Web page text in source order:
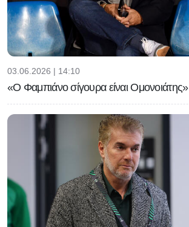
03.06.2026 | 14:10
«Ο Φαμπιάνο σίγουρα είναι Ομονοιάτης»